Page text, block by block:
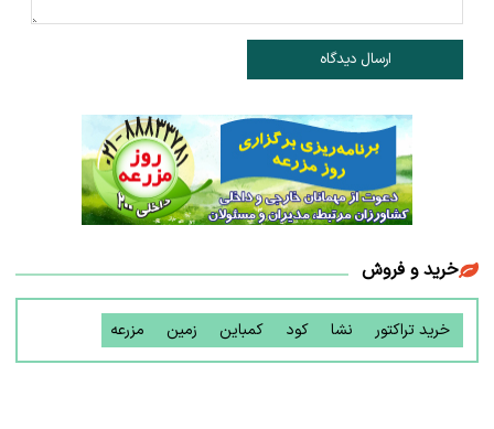
ارسال دیدگاه
خرید و فروش
خرید تراکتور نشا کود کمباین زمین مزرعه